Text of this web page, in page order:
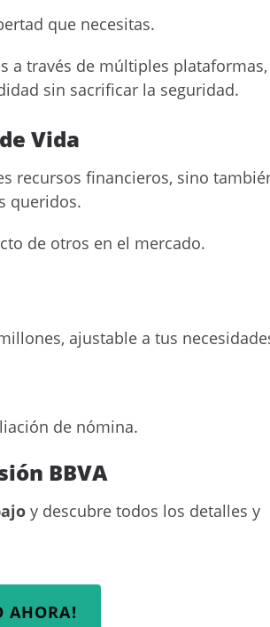
que necesitas.
a través de múltiples plataformas,
sin sacrificar la seguridad.
Vida
recursos financieros, sino
queridos.
de otros en el mercado.
ajustable a tus
de nómina.
BBVA
y descubre todos los detalles y
AHORA!